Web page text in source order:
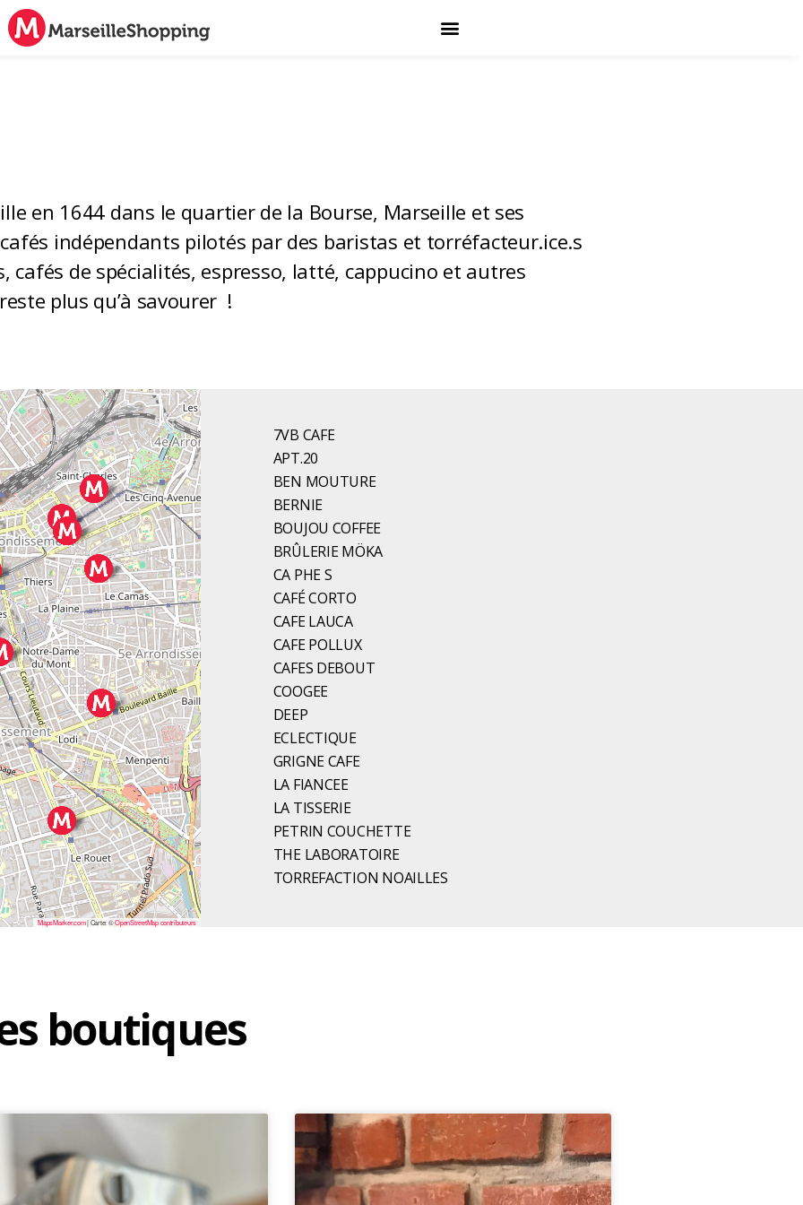
en 1644 dans le quartier de la Bourse, Marseille et ses
indépendants pilotés par des baristas et torréfacteur.ice.s
de spécialités, espresso, latté, cappucino et autres
plus qu’à savourer !
MapsMarker.com|Carte: ©OpenStreetMap contributeurs
7VB CAFE
APT.20
BEN MOUTURE
BERNIE
BOUJOU COFFEE
BRÛLERIE MÖKA
CA PHE S
CAFÉ CORTO
CAFE LAUCA
CAFE POLLUX
CAFES DEBOUT
COOGEE
DEEP
ECLECTIQUE
GRIGNE CAFE
LA FIANCEE
LA TISSERIE
PETRIN COUCHETTE
THE LABORATOIRE
TORREFACTION NOAILLES
boutiques